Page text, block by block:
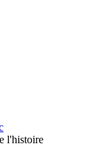
l'histoire